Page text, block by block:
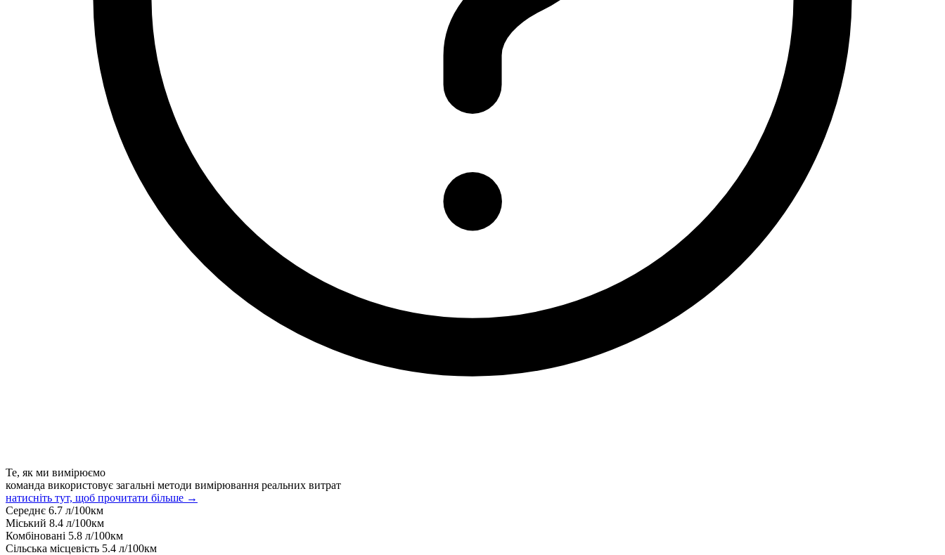
Те, як ми вимірюємо
команда використовує загальні методи вимірювання реальних витрат
натисніть тут, щоб прочитати більше →
Середнє 6.7 л/100км
Міський 8.4 л/100км
Комбіновані 5.8 л/100км
Сільська місцевість 5.4 л/100км